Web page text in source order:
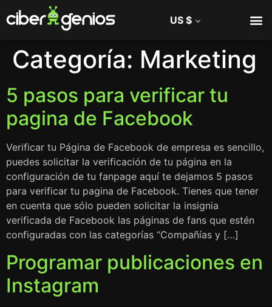
US $
Categoría: Marketing
5 pasos para verificar tu
pagina de Facebook
Verificar tu Página de Facebook de empresa es sencillo,
puedes solicitar la verificación de tu página en la
configuración de tu fanpage aquí te dejamos 5 pasos
para verificar tu pagina de Facebook. Tienes que tener
en cuenta que sólo pueden solicitar la insignia
verificada de Facebook las páginas de fans que estén
configuradas con las categorías “Compañías y […]
Programar publicaciones en
Instagram